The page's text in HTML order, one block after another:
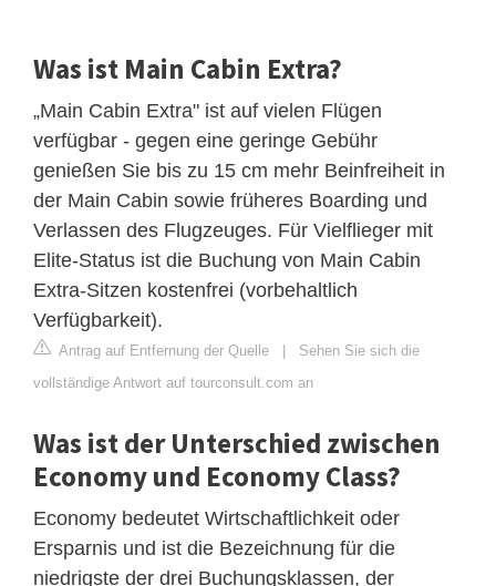
Was ist Main Cabin Extra?
„Main Cabin Extra" ist auf vielen Flügen
verfügbar - gegen eine geringe Gebühr
genießen Sie bis zu 15 cm mehr Beinfreiheit in
der Main Cabin sowie früheres Boarding und
Verlassen des Flugzeuges. Für Vielflieger mit
Elite-Status ist die Buchung von Main Cabin
Extra-Sitzen kostenfrei (vorbehaltlich
Verfügbarkeit).
Antrag auf Entfernung der Quelle
Sehen Sie sich die
vollständige Antwort auf tourconsult.com an
Was ist der Unterschied zwischen
Economy und Economy Class?
Economy bedeutet Wirtschaftlichkeit oder
Ersparnis und ist die Bezeichnung für die
niedrigste der drei Buchungsklassen, der